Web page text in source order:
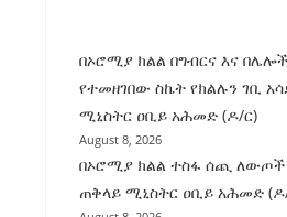
በኦሮሚያ ክልል በግብርና እና
የተመዘገበው ስኬት የክልሉን ገቢ
ሚኒስትር ዐቢይ አሕመድ (ዶ/ር)
August 8, 2026
በኦሮሚያ ክልል ተስፋ ሰጪ ለውጦች
ጠቅላይ ሚኒስትር ዐቢይ አሕመድ